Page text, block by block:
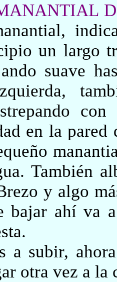
,
un largo
suave
en la
También
y algo
bajar ahí va
subir, ahora
otra vez a la